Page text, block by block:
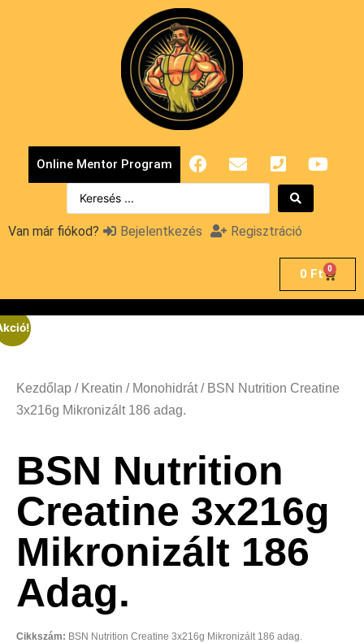
Online Mentor Program
Van már fiókod? Bejelentkezés Regisztráció
0 Ft 0
Kezdőlap / Kreatin / Monohidrát/ BSN Nutrition Creatine
3x216g Mikronizált 186 adag.
BSN Nutrition
Creatine 3x216g
Mikronizált 186
Adag.
Cikkszám: BSN Nutrition Creatine 3x216g Mikronizált 186 adag.